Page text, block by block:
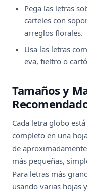
Pega las letras
carteles con
arreglos florales.
Usa las letras
eva, fieltro o
Tamaños y
Cada letra globo
completo en una
de
más pequeñas,
Para letras más
usando varias hojas